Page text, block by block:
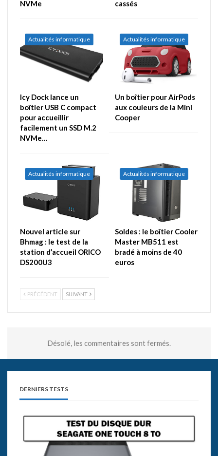
NVMe
cassés
Actualités informatique
Icy Dock lance un
boîtier USB C compact
pour accueillir
facilement un SSD M.2
NVMe…
Actualités informatique
Un boîtier pour AirPods
aux couleurs de la Mini
Cooper
Actualités informatique
Nouvel article sur
Bhmag : le test de la
station d’accueil ORICO
DS200U3
Actualités informatique
Soldes : le boîtier Cooler
Master MB511 est
bradé à moins de 40
euros
PRÉCÉDENT SUIVANT
Désolé, les commentaires sont fermés.
DERNIERS TESTS